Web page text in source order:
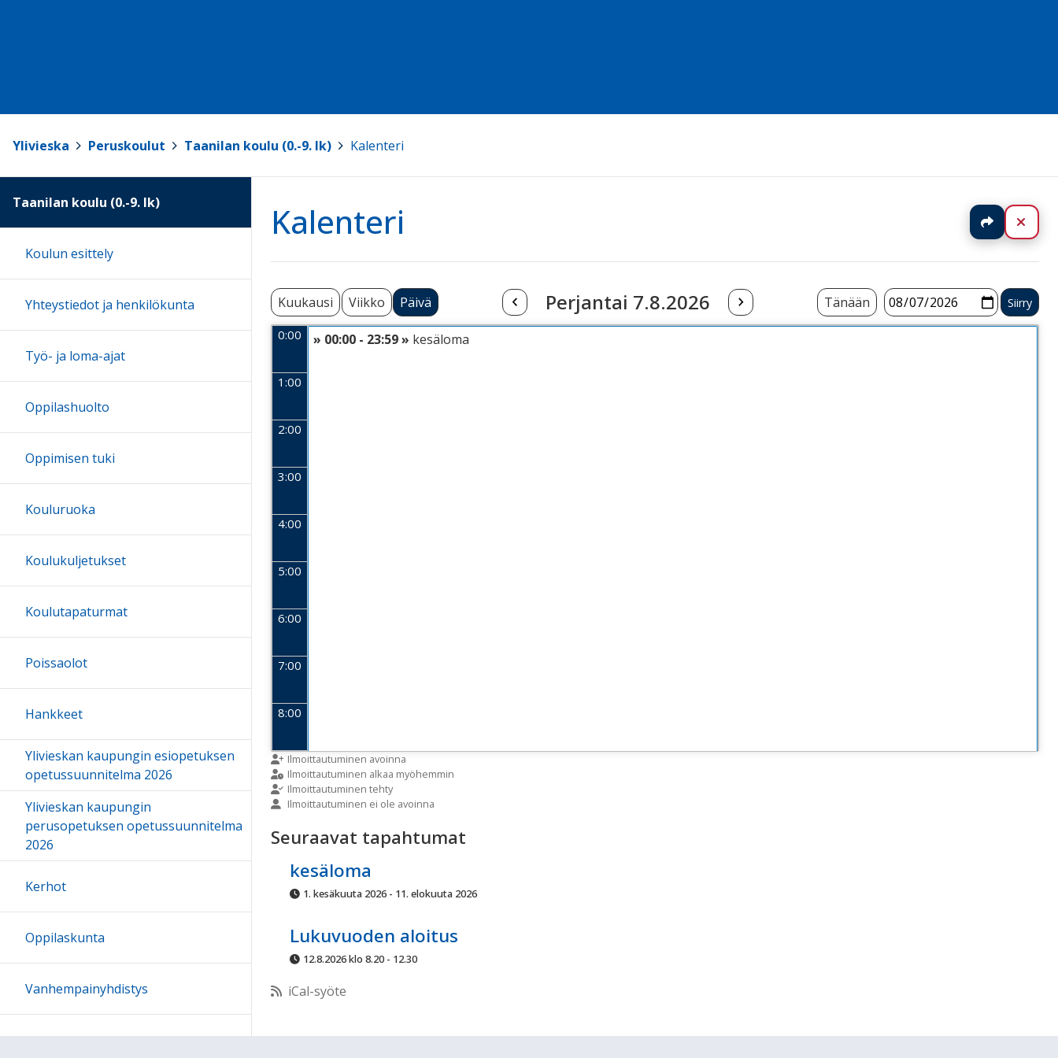
Ylivieska Peruskoulut Taanilan koulu (0.-9. lk) Kalenteri
Kalenteri Jaa
Kuukausi Viikko Päivä Perjantai 7.8.2026 Tänään
0:00
1:00
2:00
3:00
4:00
5:00
6:00
7:00
8:00
9:00
10:00
12:00
14:00
» 00:00 - 23:59 » kesäloma
Ilmoittautuminen avoinna
Ilmoittautuminen alkaa myöhemmin
Ilmoittautuminen tehty
Ilmoittautuminen ei ole avoinna
Seuraavat tapahtumat
kesäloma
1. kesäkuuta 2026 - 11. elokuuta 2026
Lukuvuoden aloitus
12.8.2026 klo 8.20 - 12.30
iCal-syöte
Taanilan koulu (0.-9. lk)
Koulun esittely
Yhteystiedot ja henkilökunta
Työ- ja loma-ajat
Oppilashuolto
Oppimisen tuki
Kouluruoka
Koulukuljetukset
Koulutapaturmat
Poissaolot
Hankkeet
Ylivieskan kaupungin esiopetuksen
opetussuunnitelma 2026
Ylivieskan kaupungin
perusopetuksen opetussuunnitelma
2026
Kerhot
Oppilaskunta
Vanhempainyhdistys